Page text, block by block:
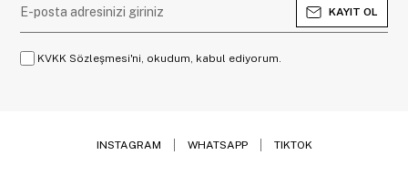
KAYIT OL
KVKK Sözleşmesi'ni, okudum, kabul ediyorum.
INSTAGRAM WHATSAPP TIKTOK